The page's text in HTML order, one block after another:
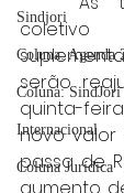
Sindjori
Coluna: Agenda
Coluna: SindJori
Internacional
Coluna Jurídica
serão
quinta-
novo valor
passa de
aumento